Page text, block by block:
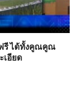
ฟรี ได้ทั้งคูณคูณ
เอียด